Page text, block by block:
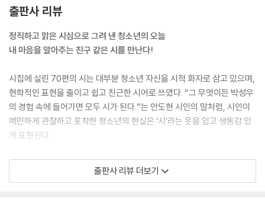
수평선
걱정 마
아그배와 개살구와 개복숭과 나
교복 셔츠
어느 날 갑자기
또 생각나는 하루
사과가 필요해
난 그래
사과를 먹어
성적 스트레스
출판사 리뷰
정직하고 맑은 시심으로 그려 낸 청소년의 오늘
내 마음을 알아주는 친구 같은 시를 만난다!
시집에 실린 70편의 시는 대부분 청소년 자신을 시적 화자로 삼고 있으며,
현학적인 표현을 줄이고 쉽고 친근한 시어로 쓰였다. “그 무엇이든 박성우
의 경험 속에 들어가면 모두 시가 된다.”는 안도현 시인의 말처럼, 시인이
예민하게 관찰하고 포착한 청소년의 현실은 ‘시’라는 옷을 입고 생동감 있
게 표현된다.
무엇보다 이 시들이 생생하게 다가오는 까닭은 시인 자신이 청소년의 정서
와 감수성에 깊이 동화하면서 10대의 마음을 편견 없이 담아내기 때문이
출판사 리뷰 더보기